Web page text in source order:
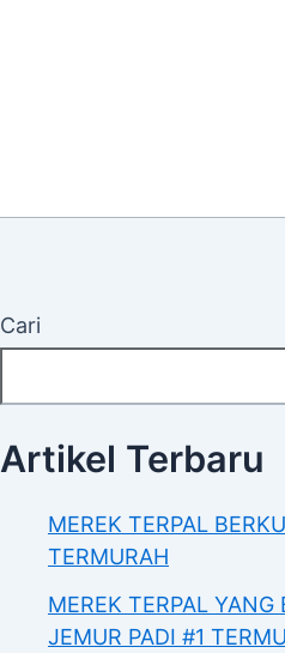
Cari
Artikel Terbaru
MEREK TERPAL
TERMURAH
MEREK TERPAL YANG
JEMUR PADI #1